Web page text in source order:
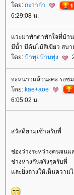
ดย: กะว่าก๋า
6:29:08 น.
วะมาพักตาพักใจที่บ้า
มีน้ำ มีต้นไม้สีเขียว สบา
ดย: ป้าทุยบ้านทุ่ง
จะหนาวแล้วนะคะ รอช
ดย: kae+aoe
6:05:02 น.
สวัสดียามเช้าครับพี่
ช่องว่างระหว่างคนจนแ
ช่างห่างกันจริงๆครับพี่
ละยิ่งถ่างให้เห็นความ